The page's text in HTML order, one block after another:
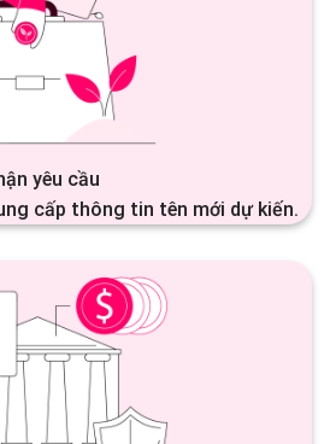
yêu cầu
cấp thông tin tên mới dự kiến.